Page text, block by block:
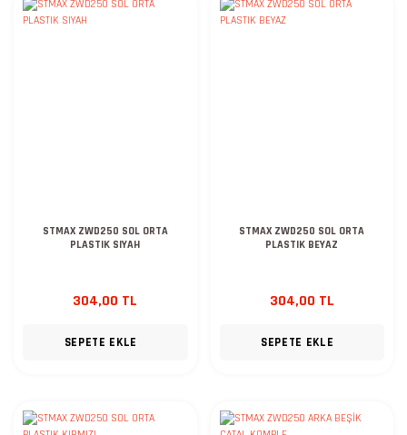
STMAX ZWD250 SOL ORTA
PLASTIK SIYAH
304,00 TL
SEPETE EKLE
STMAX ZWD250 SOL ORTA
PLASTIK BEYAZ
304,00 TL
SEPETE EKLE